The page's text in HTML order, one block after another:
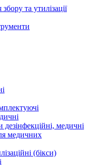
та утилізації
медичні
медичних
(бікси)